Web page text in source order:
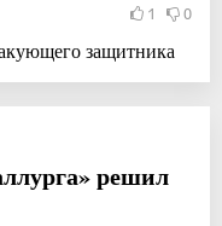
1 0
защитника
решил